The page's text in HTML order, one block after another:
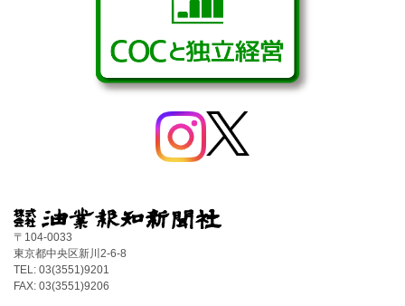
〒104-0033
東京都中央区新川2-6-8
TEL: 03(3551)9201
FAX: 03(3551)9206